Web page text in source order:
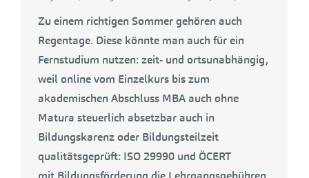
Zu einem richtigen Sommer gehören auch
Regentage. Diese könnte man auch für ein
Fernstudium nutzen: zeit- und ortsunabhängig,
weil online vom Einzelkurs bis zum
akademischen Abschluss MBA auch ohne
Matura steuerlich absetzbar auch in
Bildungskarenz oder Bildungsteilzeit
qualitätsgeprüft: ISO 29990 und ÖCERT